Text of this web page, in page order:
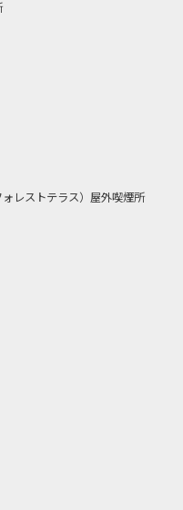
レストテラス）屋外喫煙所